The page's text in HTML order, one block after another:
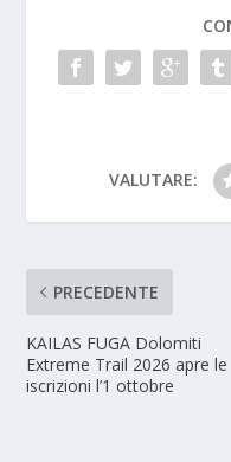
VALUTARE:
PRECEDENTE
KAILAS FUGA Dolomiti
Extreme Trail 2026 apre le
iscrizioni l’1 ottobre